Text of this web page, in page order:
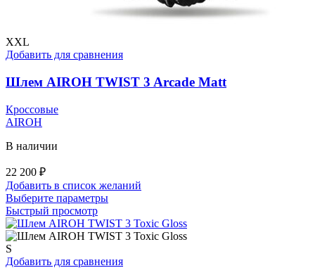
XXL
Добавить для сравнения
Шлем AIROH TWIST 3 Arcade Matt
Кроссовые
AIROH
В наличии
22 200 ₽
Добавить в список желаний
Выберите параметрыЭтот
имеет
несколько
Опции
Быстрый просмотр
S
Добавить для сравнения